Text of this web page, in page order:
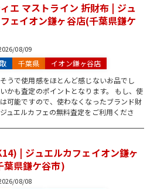
エ マストライン 折財布 | ジュ
ェイオン鎌ヶ谷店(千葉県鎌ケ
08/09
千葉県
イオン鎌ヶ谷店
うで使用感をほとんど感じないお品でし
かも査定のポイントとなります。 もし、使
可能ですので、使わなくなったブランド財
ュエルカフェの無料査定をご利用くださ
| ジュエルカフェイオン鎌ヶ
葉県鎌ケ谷市)
08/08